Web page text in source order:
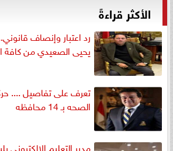
الأكثر قراءةً
رد اعتبار وإنصاف
يحيى الصعيدي من كافة
تعرف على تفاصيل ....
الصحه بـ 14 محافظه
مدير التعليم الإلكتروني